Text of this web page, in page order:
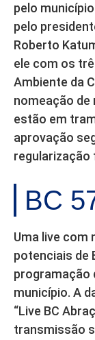
pelo
pelo
Roberto
ele com os
Ambiente da
nomeação de
estão em
aprovação
regularização
BC
Uma live com
potenciais de
programação
município. A
“Live BC
transmissão